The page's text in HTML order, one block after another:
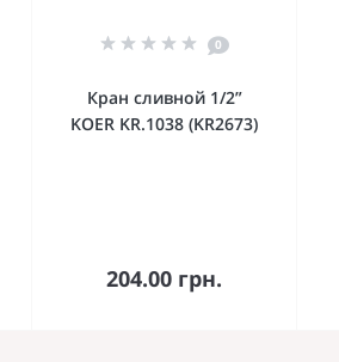
0
Кран сливной 1/2”
KOER KR.1038 (KR2673)
204.00 грн.
В корзину